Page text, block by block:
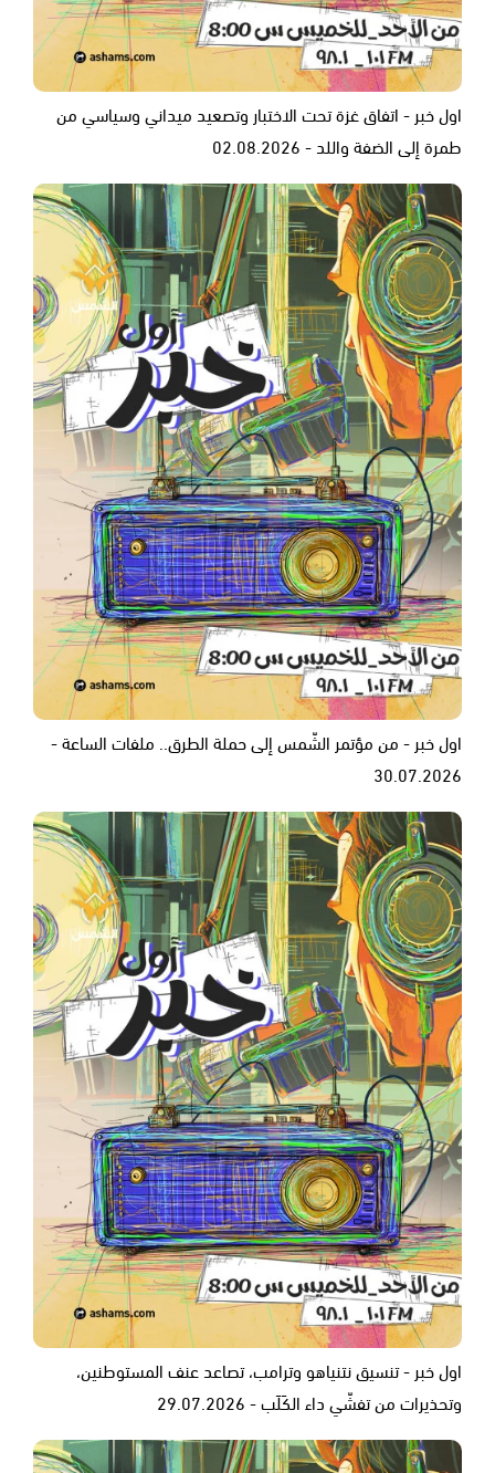
اول خبر - اتفاق غزة تحت الاختبار وتصعيد ميداني وسياسي من
طمرة إلى الضفة واللد - 02.08.2026
اول خبر - من مؤتمر الشّمس إلى حملة الطرق.. ملفات الساعة -
30.07.2026
اول خبر - تنسيق نتنياهو وترامب، تصاعد عنف المستوطنين،
وتحذيرات من تفشّي داء الكَلَب - 29.07.2026